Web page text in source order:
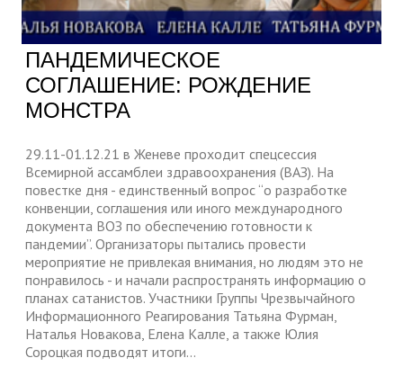
ПАНДЕМИЧЕСКОЕ
СОГЛАШЕНИЕ: РОЖДЕНИЕ
МОНСТРА
29.11-01.12.21 в Женеве проходит спецсессия
Всемирной ассамблеи здравоохранения (ВАЗ). На
повестке дня - единственный вопрос “о разработке
конвенции, соглашения или иного международного
документа ВОЗ по обеспечению готовности к
пандемии”. Организаторы пытались провести
мероприятие не привлекая внимания, но людям это не
понравилось - и начали распространять информацию о
планах сатанистов. Участники Группы Чрезвычайного
Информационного Реагирования Татьяна Фурман,
Наталья Новакова, Елена Калле, а также Юлия
Сороцкая подводят итоги...